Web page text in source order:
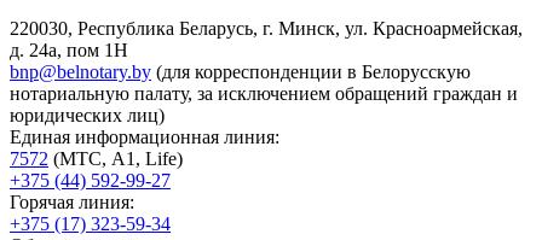
220030, Республика Беларусь, г. Минск, ул. Красноармейская,
д. 24а, пом 1Н
bnp@belnotary.by (для корреспонденции в Белорусскую
нотариальную палату, за исключением обращений граждан и
юридических лиц)
Единая информационная линия:
7572 (МТС, A1, Life)
+375 (44) 592-99-27
Горячая линия:
+375 (17) 323-59-34